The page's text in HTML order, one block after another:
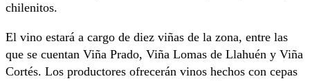
chilenitos.
El vino estará a cargo de diez viñas de la zona, entre las
que se cuentan Viña Prado, Viña Lomas de Llahuén y Viña
Cortés. Los productores ofrecerán vinos hechos con cepas